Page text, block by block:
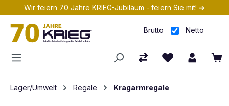
Zum Hauptinhalt springen
Wir feiern 70 Jahre KRIEG-Jubiläum - feiern Sie mit! ➔
Brutto Netto
Lager/Umwelt Regale Kragarmregale